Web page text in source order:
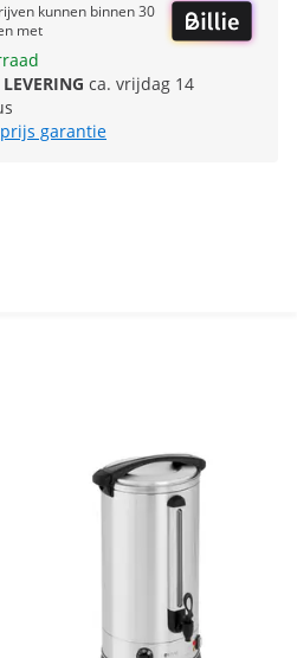
kunnen binnen 30
met
ca. vrijdag 14
garantie